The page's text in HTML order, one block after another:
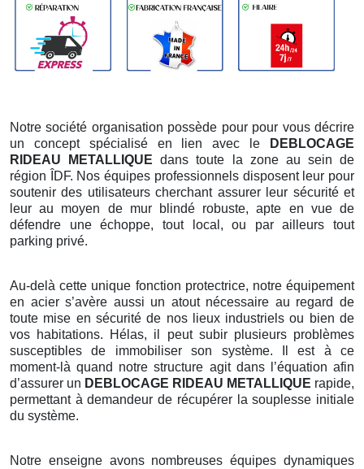
Notre société organisation possède pour pour vous décrire
un concept spécialisé en lien avec le
DEBLOCAGE
RIDEAU METALLIQUE dans toute la zone au sein de
région ÎDF. Nos équipes professionnels disposent leur pour
soutenir des utilisateurs cherchant assurer leur sécurité et
leur au moyen de mur blindé robuste, apte en vue de
défendre une échoppe, tout local, ou par ailleurs tout
parking privé.
Au-delà cette unique fonction protectrice, notre équipement
en acier s’avère aussi un atout nécessaire au regard de
toute mise en sécurité de nos lieux industriels ou bien de
vos habitations. Hélas, il peut subir plusieurs problèmes
susceptibles de immobiliser son système. Il est à ce
moment-là quand notre structure agit dans l’équation afin
d’assurer un DEBLOCAGE RIDEAU METALLIQUE rapide,
permettant à demandeur de récupérer la souplesse initiale
du système.
Notre enseigne avons nombreuses équipes dynamiques